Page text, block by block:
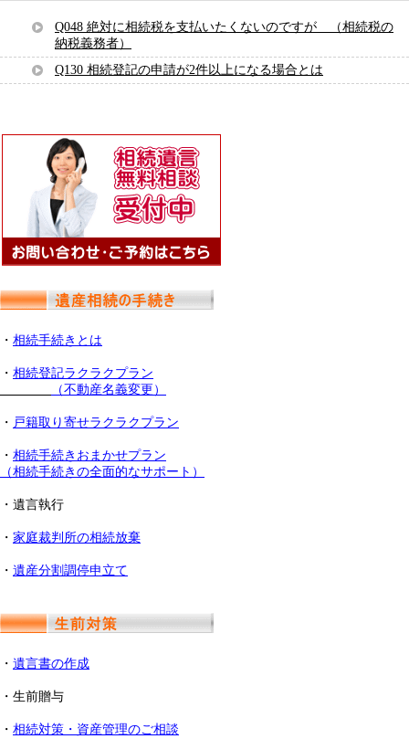
Q048 絶対に相続税を支払いたくないのですが （相続税の
納税義務者）
Q130 相続登記の申請が2件以上になる場合とは
・ 相続手続きとは
・ 相続登記ラクラクプラン
（不動産名義変更）
・ 戸籍取り寄せラクラクプラン
・ 相続手続きおまかせプラン
（相続手続きの全面的なサポート）
・遺言執行
・ 家庭裁判所の相続放棄
・ 遺産分割調停申立て
・ 遺言書の作成
・生前贈与
・ 相続対策・資産管理のご相談